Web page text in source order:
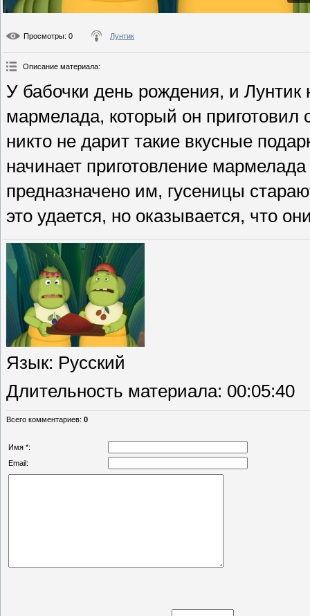
Просмотры: 0 Лунтик
Описание материала:
У бабочки день рождения, и Лунтик
мармелада, который он
никто не дарит такие вкусные
начинает приготовление
предназначено им, гусеницы
это удается, но оказывается, что
Язык: Русский
Длительность материала: 00:05:40
Всего комментариев: 0
Имя *:
Email: